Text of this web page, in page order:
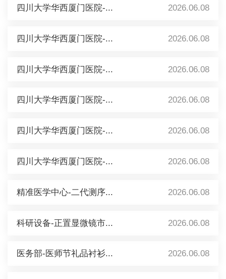
四川大学华西厦门医院-... 2026.06.08
四川大学华西厦门医院-... 2026.06.08
四川大学华西厦门医院-... 2026.06.08
四川大学华西厦门医院-... 2026.06.08
四川大学华西厦门医院-... 2026.06.08
四川大学华西厦门医院-... 2026.06.08
精准医学中心-二代测序... 2026.06.08
科研设备-正置显微镜市... 2026.06.08
医务部-医师节礼品衬衫... 2026.06.08